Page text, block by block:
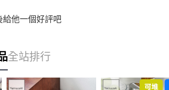
他一個好評吧
全站排行